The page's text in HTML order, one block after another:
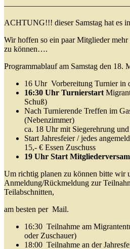
ACHTUNG!!! dieser Samstag hat es
Wir hoffen so ein paar Mitglieder
zu können….
Programmablauf am Samstag den 18.
16 Uhr Vorbereitung Turnier in
16:30 Uhr Turnierstart
Schuß)
Nach Turnierende Treffen im
(Nebenzimmer)
ca. 18 Uhr mit Siegerehrung
Start Jahresfeier / jedes
15,- € Essen Zuschuss
19 Uhr Start
Um richtig planen zu können bitte wir
Anmeldung/Rückmeldung zur
Teilabschnitten,
am besten per Mail.
16:30 Teilnahme am
oder Zuschauer)
18:00 Teilnahme an der